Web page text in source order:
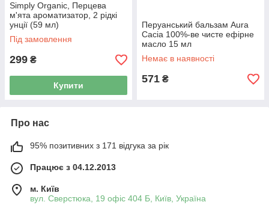
Simply Organic, Перцева
м'ята ароматизатор, 2 рідкі
унції (59 мл)
Під замовлення
299 ₴
Купити
Перуанський бальзам Aura
Cacia 100%-ве чисте ефірне
масло 15 мл
Немає в наявності
571 ₴
Про нас
95% позитивних з 171 відгука за рік
Працює з 04.12.2013
м. Київ
вул. Сверстюка, 19 офіс 404 Б, Київ, Україна